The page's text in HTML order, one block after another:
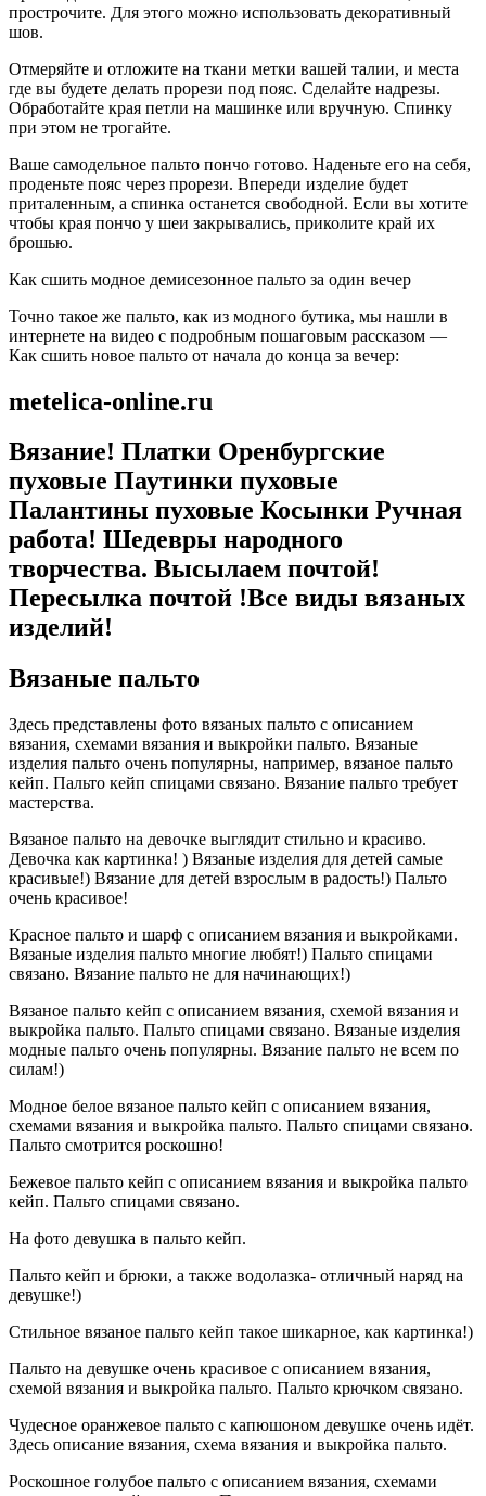
прострочите. Для этого можно использовать декоративный
шов.
Отмеряйте и отложите на ткани метки вашей талии, и места
где вы будете делать прорези под пояс. Сделайте надрезы.
Обработайте края петли на машинке или вручную. Спинку
при этом не трогайте.
Ваше самодельное пальто пончо готово. Наденьте его на себя,
проденьте пояс через прорези. Впереди изделие будет
приталенным, а спинка останется свободной. Если вы хотите
чтобы края пончо у шеи закрывались, приколите край их
брошью.
Как сшить модное демисезонное пальто за один вечер
Точно такое же пальто, как из модного бутика, мы нашли в
интернете на видео с подробным пошаговым рассказом —
Как сшить новое пальто от начала до конца за вечер:
metelica-online.ru
Вязание! Платки Оренбургские
пуховые Паутинки пуховые
Палантины пуховые Косынки Ручная
работа! Шедевры народного
творчества. Высылаем почтой!
Пересылка почтой !Все виды вязаных
изделий!
Вязаные пальто
Здесь представлены фото вязаных пальто с описанием
вязания, схемами вязания и выкройки пальто. Вязаные
изделия пальто очень популярны, например, вязаное пальто
кейп. Пальто кейп спицами связано. Вязание пальто требует
мастерства.
Вязаное пальто на девочке выглядит стильно и красиво.
Девочка как картинка! ) Вязаные изделия для детей самые
красивые!) Вязание для детей взрослым в радость!) Пальто
очень красивое!
Красное пальто и шарф с описанием вязания и выкройками.
Вязаные изделия пальто многие любят!) Пальто спицами
связано. Вязание пальто не для начинающих!)
Вязаное пальто кейп с описанием вязания, схемой вязания и
выкройка пальто. Пальто спицами связано. Вязаные изделия
модные пальто очень популярны. Вязание пальто не всем по
силам!)
Модное белое вязаное пальто кейп с описанием вязания,
схемами вязания и выкройка пальто. Пальто спицами связано.
Пальто смотрится роскошно!
Бежевое пальто кейп с описанием вязания и выкройка пальто
кейп. Пальто спицами связано.
На фото девушка в пальто кейп.
Пальто кейп и брюки, а также водолазка- отличный наряд на
девушке!)
Стильное вязаное пальто кейп такое шикарное, как картинка!)
Пальто на девушке очень красивое с описанием вязания,
схемой вязания и выкройка пальто. Пальто крючком связано.
Чудесное оранжевое пальто с капюшоном девушке очень идёт.
Здесь описание вязания, схема вязания и выкройка пальто.
Роскошное голубое пальто с описанием вязания, схемами